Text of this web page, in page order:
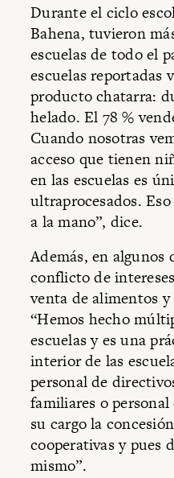
Durante el ciclo
Bahena, tuvieron
escuelas de todo el
escuelas reportadas
producto chatarra:
helado. El 78 %
Cuando nosotras
acceso que tienen
en las escuelas es
ultraprocesados.
a la mano”, dice.
Además, en algunos
conflicto de
venta de alimentos
“Hemos hecho
escuelas y es una
interior de las
personal de
familiares o
su cargo la
cooperativas y pues
mismo”.